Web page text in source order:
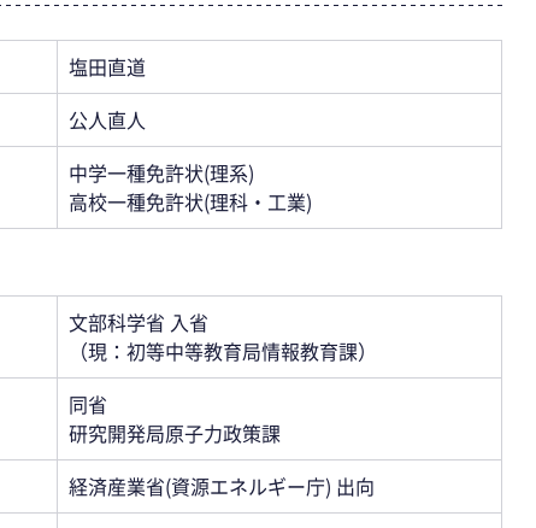
塩田直道
公人直人
中学一種免許状(理系)
高校一種免許状(理科・工業)
文部科学省 入省
（現：初等中等教育局情報教育課）
同省
研究開発局原子力政策課
経済産業省(資源エネルギー庁) 出向